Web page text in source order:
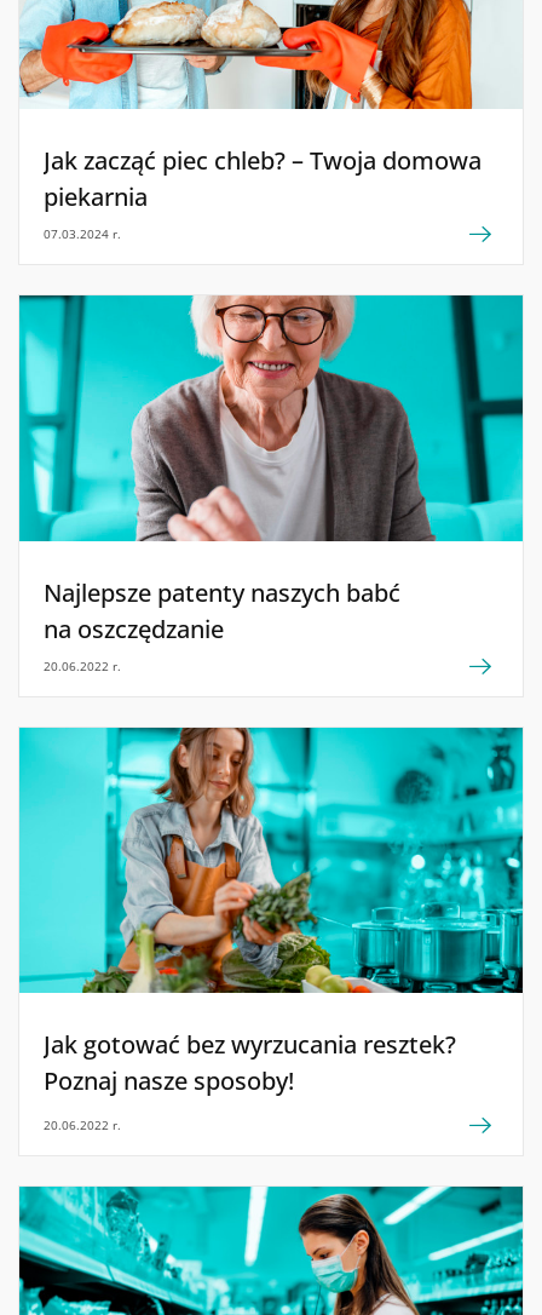
Jak zacząć piec chleb? – Twoja domowa
piekarnia
07.03.2024 r.
Najlepsze patenty naszych babć
na oszczędzanie
20.06.2022 r.
Jak gotować bez wyrzucania resztek?
Poznaj nasze sposoby!
20.06.2022 r.